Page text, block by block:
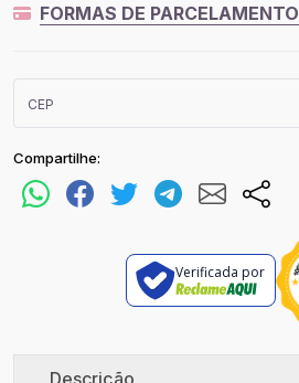
FORMAS DE PARCELAMENTO
Compartilhe:
Verificada por
Descrição